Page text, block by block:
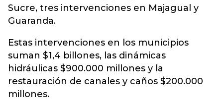
Sucre, tres intervenciones en Majagual y
Guaranda.
Estas intervenciones en los municipios
suman $1,4 billones, las dinámicas
hidráulicas $900.000 millones y la
restauración de canales y caños $200.000
millones.